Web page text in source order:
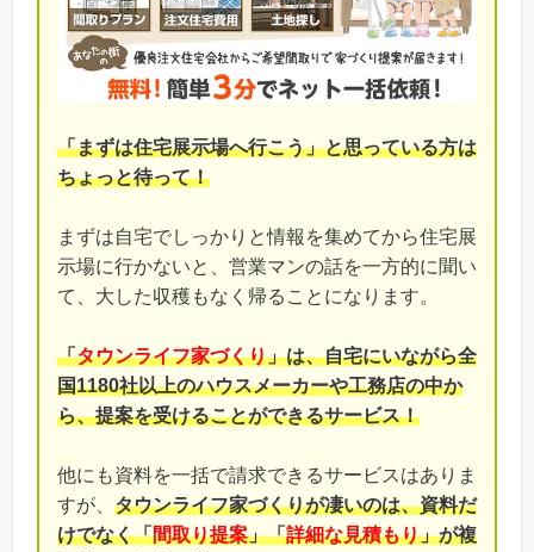
「まずは住宅展示場へ行こう」と思っている方は
ちょっと待って！
まずは自宅でしっかりと情報を集めてから住宅展
示場に行かないと、営業マンの話を一方的に聞い
て、大した収穫もなく帰ることになります。
「タウンライフ家づくり」は、自宅にいながら全
国1180社以上のハウスメーカーや工務店の中か
ら、提案を受けることができるサービス！
他にも資料を一括で請求できるサービスはありま
すが、 タウンライフ家づくりが凄いのは、資料だ
けでなく「間取り提案」「詳細な見積もり」が複